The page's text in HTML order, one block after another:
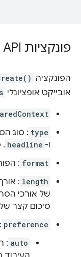
פונקציות API
הפונקציה
אובייקט אופציונלי
type : סוג
ו- headline
.
format
:
length
:
של אורכי
סיכום קצר
preference
auto
: